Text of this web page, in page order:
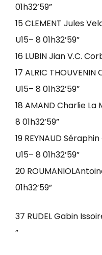
01h32’59”
15 CLEMENT Jules
U15– 8 01h32’59”
16 LUBIN Jian V.C.
17 ALRIC
U15– 8 01h32’59”
18 AMAND Charlie
8 01h32’59”
19 REYNAUD
U15– 8 01h32’59”
20
01h32’59”
37 RUDEL Gabin
”